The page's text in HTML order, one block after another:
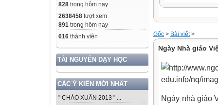
828 trong hôm nay
2638458 lượt xem
891 trong hôm nay
616 thành viên
TÀI NGUYÊN DẠY HỌC
CÁC Ý KIẾN MỚI NHẤT
" CHÀO XUÂN 2013 " ...
Gốc > Bài viết>
Ngày Nhà giáo
Ngày nhà giáo